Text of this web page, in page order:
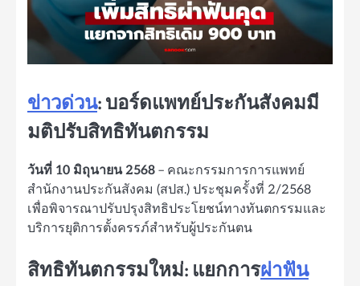
ข่าวด่วน: บอร์ดแพทย์ประกันสังคมมี
มติปรับสิทธิทันตกรรม
วันที่ 10 มิถุนายน 2568 – คณะกรรมการการแพทย์
สำนักงานประกันสังคม (สปส.) ประชุมครั้งที่ 2/2568
เพื่อพิจารณาปรับปรุงสิทธิประโยชน์ทางทันตกรรมและ
บริการยุติการตั้งครรภ์สำหรับผู้ประกันตน
สิทธิทันตกรรมใหม่: แยกการผ่าฟัน